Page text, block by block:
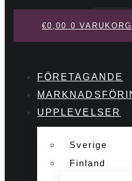
Sök
€0,00 0 VARUKORG
FÖRETAGANDE
UPPLEVELSER
Sverige
Finland